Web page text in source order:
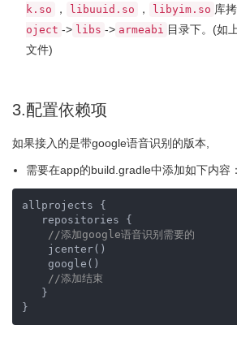
k.so
， libuuid.so ， libyim.so 库
oject -> libs -> armeabi 目录下。(如
文件)
3.配置依赖项
如果接入的是带google语音识别的版本,
需要在app的build.gradle中添加如下内容：
allprojects {
//添加google语音识别需要的
//添加结束
}